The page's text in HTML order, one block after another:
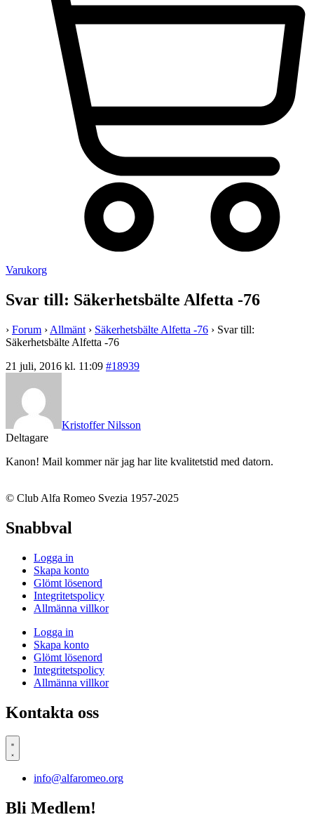
Varukorg
Svar till: Säkerhetsbälte Alfetta -76
› Forum › Allmänt › Säkerhetsbälte Alfetta -76 › Svar till:
Säkerhetsbälte Alfetta -76
21 juli, 2016 kl. 11:09 #18939
Kristoffer Nilsson
Deltagare
Kanon! Mail kommer när jag har lite kvalitetstid med datorn.
© Club Alfa Romeo Svezia 1957-2025
Snabbval
Logga in
Skapa konto
Glömt lösenord
Integritetspolicy
Allmänna villkor
Logga in
Skapa konto
Glömt lösenord
Integritetspolicy
Allmänna villkor
Kontakta oss
info@alfaromeo.org
Bli Medlem!